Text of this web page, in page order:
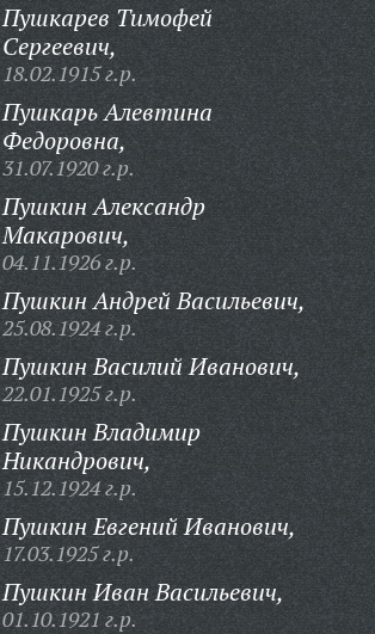
Пушкарев Тимофей
Сергеевич,
18.02.1915 г.р.
Пушкарь Алевтина
Федоровна,
31.07.1920 г.р.
Пушкин Александр
Макарович,
04.11.1926 г.р.
Пушкин Андрей Васильевич,
25.08.1924 г.р.
Пушкин Василий Иванович,
22.01.1925 г.р.
Пушкин Владимир
Никандрович,
15.12.1924 г.р.
Пушкин Евгений Иванович,
17.03.1925 г.р.
Пушкин Иван Васильевич,
01.10.1921 г.р.